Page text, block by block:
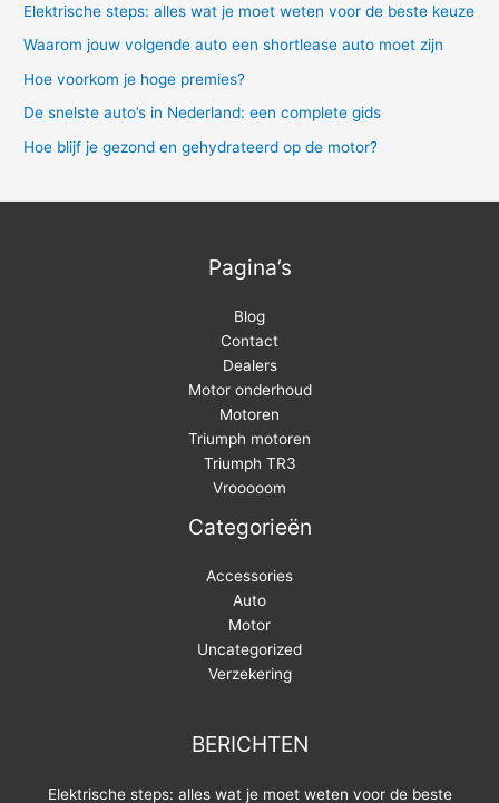
r
:
Elektrische steps: alles wat je moet weten voor de beste keuze
Waarom jouw volgende auto een shortlease auto moet zijn
Hoe voorkom je hoge premies?
De snelste auto’s in Nederland: een complete gids
Hoe blijf je gezond en gehydrateerd op de motor?
Pagina’s
Blog
Contact
Dealers
Motor onderhoud
Motoren
Triumph motoren
Triumph TR3
Vrooooom
Categorieën
Accessories
Auto
Motor
Uncategorized
Verzekering
BERICHTEN
Elektrische steps: alles wat je moet weten voor de beste